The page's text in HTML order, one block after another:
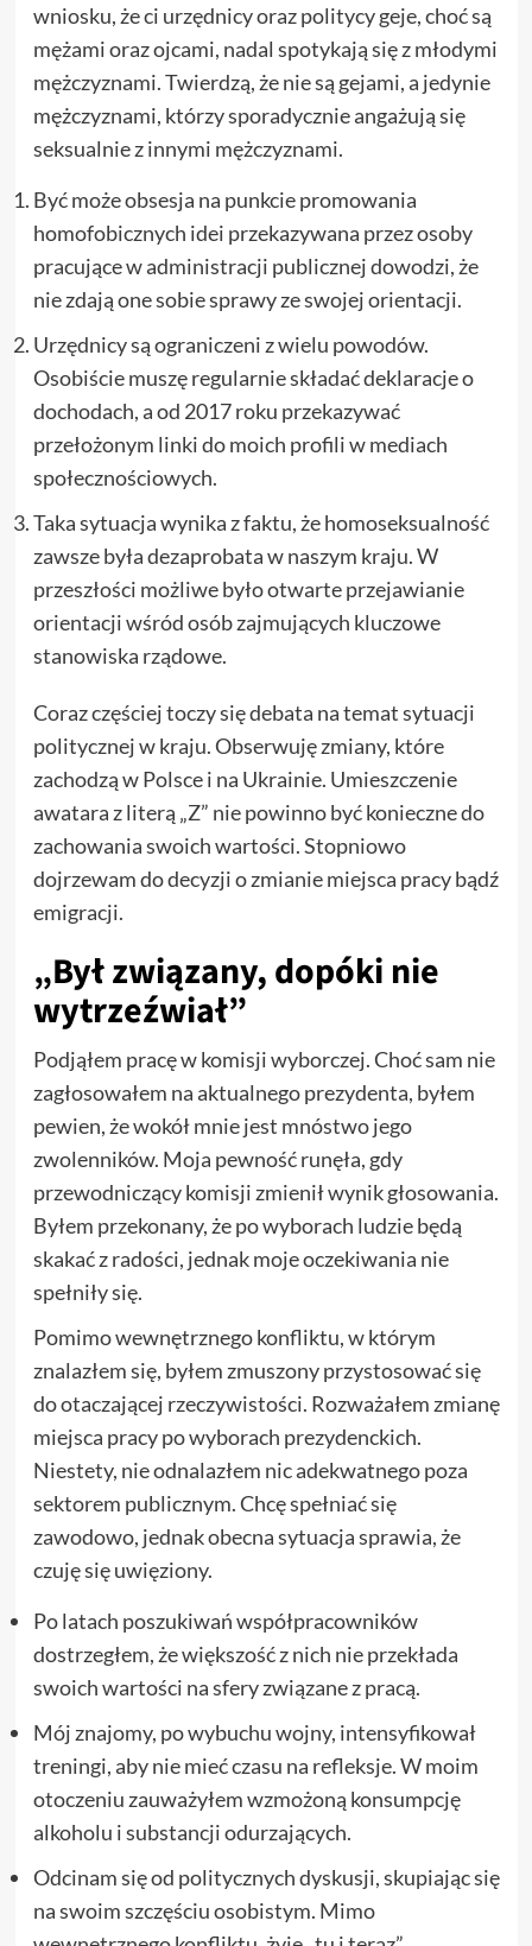
wniosku, że ci urzędnicy oraz politycy geje, choć są
mężami oraz ojcami, nadal spotykają się z młodymi
mężczyznami. Twierdzą, że nie są gejami, a jedynie
mężczyznami, którzy sporadycznie angażują się
seksualnie z innymi mężczyznami.
Być może obsesja na punkcie promowania
homofobicznych idei przekazywana przez osoby
pracujące w administracji publicznej dowodzi, że
nie zdają one sobie sprawy ze swojej orientacji.
Urzędnicy są ograniczeni z wielu powodów.
Osobiście muszę regularnie składać deklaracje o
dochodach, a od 2017 roku przekazywać
przełożonym linki do moich profili w mediach
społecznościowych.
Taka sytuacja wynika z faktu, że homoseksualność
zawsze była dezaprobata w naszym kraju. W
przeszłości możliwe było otwarte przejawianie
orientacji wśród osób zajmujących kluczowe
stanowiska rządowe.
Coraz częściej toczy się debata na temat sytuacji
politycznej w kraju. Obserwuję zmiany, które
zachodzą w Polsce i na Ukrainie. Umieszczenie
awatara z literą „Z” nie powinno być konieczne do
zachowania swoich wartości. Stopniowo
dojrzewam do decyzji o zmianie miejsca pracy bądź
emigracji.
„Był związany, dopóki nie
wytrzeźwiał”
Podjąłem pracę w komisji wyborczej. Choć sam nie
zagłosowałem na aktualnego prezydenta, byłem
pewien, że wokół mnie jest mnóstwo jego
zwolenników. Moja pewność runęła, gdy
przewodniczący komisji zmienił wynik głosowania.
Byłem przekonany, że po wyborach ludzie będą
skakać z radości, jednak moje oczekiwania nie
spełniły się.
Pomimo wewnętrznego konfliktu, w którym
znalazłem się, byłem zmuszony przystosować się
do otaczającej rzeczywistości. Rozważałem zmianę
miejsca pracy po wyborach prezydenckich.
Niestety, nie odnalazłem nic adekwatnego poza
sektorem publicznym. Chcę spełniać się
zawodowo, jednak obecna sytuacja sprawia, że
czuję się uwięziony.
Po latach poszukiwań współpracowników
dostrzegłem, że większość z nich nie przekłada
swoich wartości na sfery związane z pracą.
Mój znajomy, po wybuchu wojny, intensyfikował
treningi, aby nie mieć czasu na refleksje. W moim
otoczeniu zauważyłem wzmożoną konsumpcję
alkoholu i substancji odurzających.
Odcinam się od politycznych dyskusji, skupiając się
na swoim szczęściu osobistym. Mimo